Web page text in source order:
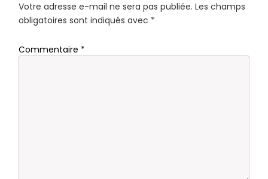
Votre adresse e-mail ne sera pas publiée. Les champs
obligatoires sont indiqués avec *
Commentaire *